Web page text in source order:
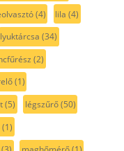
(4) lila (4)
lyuktárcsa (34)
(2)
(1)
(5) légszűrő(50)
(1)